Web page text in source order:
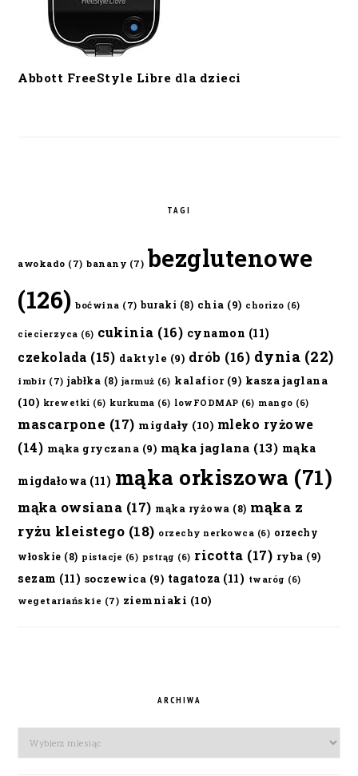
Abbott FreeStyle Libre dla dzieci
TAGI
awokado (7) banany (7) bezglutenowe
(126) boćwina (7) buraki (8) chia (9) chorizo (6)
ciecierzyca (6) cukinia (16) cynamon (11)
czekolada (15) daktyle (9) drób (16) dynia (22)
imbir (7) jabłka (8) jarmuż (6) kalafior(9) kasza jaglana
(10) krewetki (6) kurkuma (6) lowFODMAP (6) mango (6)
mascarpone (17) migdały (10) mleko ryżowe
(14) mąka gryczana (9) mąka jaglana (13) mąka
migdałowa (11) mąka orkiszowa (71)
mąka owsiana (17) mąka ryżowa (8) mąka z
ryżu kleistego (18) orzechy nerkowca (6) orzechy
włoskie (8) pistacje (6) pstrąg (6) ricotta (17) ryba (9)
sezam (11) soczewica (9) tagatoza (11) twaróg (6)
wegetariańskie (7) ziemniaki (10)
ARCHIWA
Archiwa